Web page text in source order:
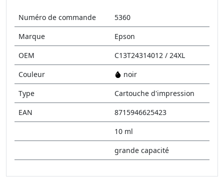
Numéro de commande
5360
Marque
Epson
OEM
C13T24314012 / 24XL
Couleur
noir
Type
Cartouche d'impression
EAN
8715946625423
10 ml
grande capacité